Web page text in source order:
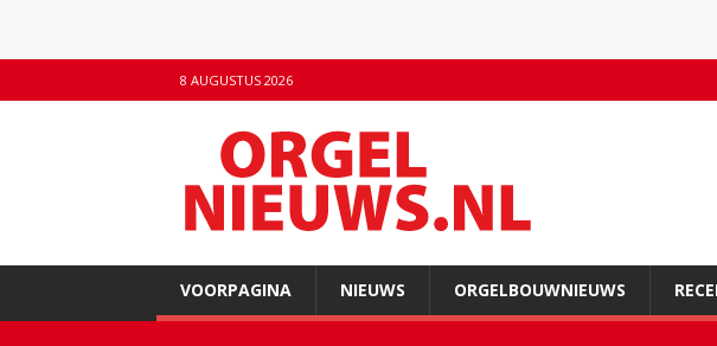
8 AUGUSTUS 2026
VOORPAGINA NIEUWS ORGELBOUWNIEUWS